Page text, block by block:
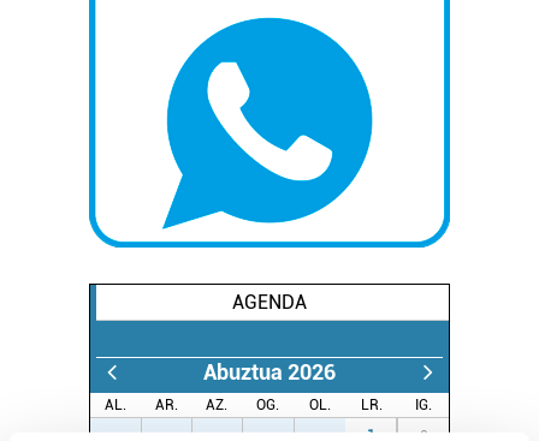
AGENDA
Abuztua 2026
AL. AR. AZ. OG. OL. LR.
IG.
27
28 29 30 31 1 2